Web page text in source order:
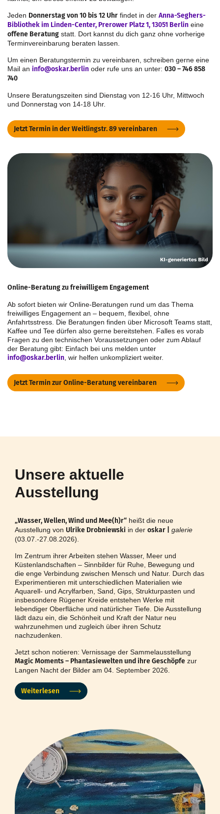
Jeden Donnerstag von 10 bis 12 Uhr findet in der Anna-Seghers-
Bibliothek im Linden-Center, Prerower Platz 1, 13051 Berlin eine
offene Beratung statt. Dort kannst du dich ganz ohne vorherige
Terminvereinbarung beraten lassen.
Um einen Beratungstermin zu vereinbaren, schreiben gerne eine
Mail an info@oskar.berlin oder rufe uns an unter: 030 – 746 858
740
Unsere Beratungszeiten sind Dienstag von 12-16 Uhr, Mittwoch
und Donnerstag von 14-18 Uhr.
Jetzt Termin in der Weitlingstr. 89 vereinbaren
Online-Beratung zu freiwilligem Engagement
Ab sofort bieten wir Online-Beratungen rund um das Thema
freiwilliges Engagement an – bequem, flexibel, ohne
Anfahrtsstress. Die Beratungen finden über Microsoft Teams statt,
Kaffee und Tee dürfen also gerne bereitstehen. Falles es vorab
Fragen zu den technischen Voraussetzungen oder zum Ablauf
der Beratung gibt: Einfach bei uns melden unter
info@oskar.berlin , wir helfen unkompliziert weiter.
Jetzt Termin zur Online-Beratung vereinbaren
Unsere aktuelle
Ausstellung
„Wasser, Wellen, Wind und Mee(h)r“ heißt die neue
Ausstellung von Ulrike Drobniewski in der oskar |
galerie
(03.07.-27.08.2026).
Im Zentrum ihrer Arbeiten stehen Wasser, Meer und
Küstenlandschaften – Sinnbilder für Ruhe, Bewegung und
die enge Verbindung zwischen Mensch und Natur. Durch das
Experimentieren mit unterschiedlichen Materialien wie
Aquarell- und Acrylfarben, Sand, Gips, Strukturpasten und
insbesondere Rügener Kreide entstehen Werke mit
lebendiger Oberfläche und natürlicher Tiefe. Die Ausstellung
lädt dazu ein, die Schönheit und Kraft der Natur neu
wahrzunehmen und zugleich über ihren Schutz
nachzudenken.
Jetzt schon notieren: Vernissage der Sammelausstellung
Magic Moments – Phantasiewelten und ihre Geschöpfe zur
Langen Nacht der Bilder am 04. September 2026.
Weiterlesen